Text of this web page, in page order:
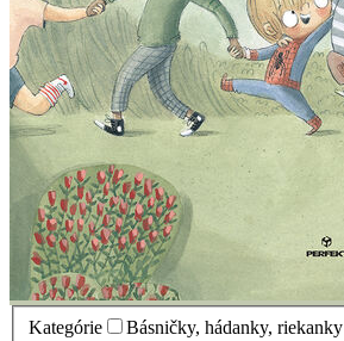
Kategórie Básničky, hádanky, riekanky